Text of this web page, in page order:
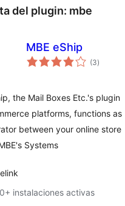
del plugin: mbe
MBE eShip
(3total
de
)
the Mail Boxes Etc.'s plugin
platforms, functions as
between your online store
Systems
instalaciones activas